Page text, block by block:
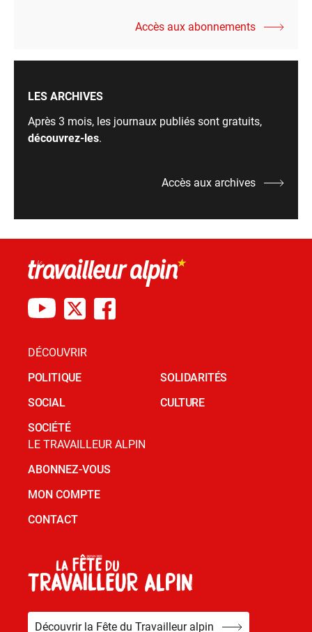
Accès aux abonnements
LES ARCHIVES
Après 3 mois, les journaux publiés sont gratuits,
découvrez-les.
Accès aux archives
DÉCOUVRIR
POLITIQUE
SOCIAL
SOCIÉTÉ
SOLIDARITÉS
CULTURE
LE TRAVAILLEUR ALPIN
ABONNEZ-VOUS
MON COMPTE
CONTACT
Découvrir la Fête du Travailleur alpin